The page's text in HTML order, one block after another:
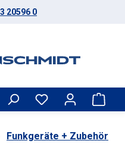
20596 0
Funkgeräte + Zubehör